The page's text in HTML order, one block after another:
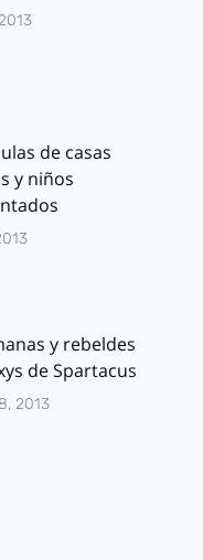
de casas
y niños
y rebeldes
de Spartacus
2013